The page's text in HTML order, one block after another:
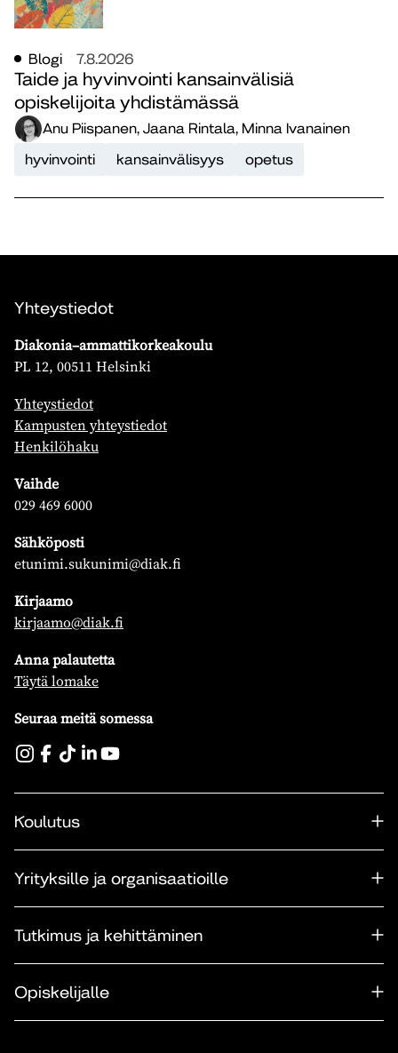
Blogi 7.8.2026
Taide ja hyvinvointi kansainvälisiä
opiskelijoita yhdistämässä
Anu Piispanen, Jaana Rintala, Minna Ivanainen
hyvinvointi
kansainvälisyys opetus
Yhteystiedot
Diakonia–ammattikorkeakoulu
PL 12, 00511 Helsinki
Yhteystiedot
Kampusten yhteystiedot
Henkilöhaku
Vaihde
029 469 6000
Sähköposti
etunimi.sukunimi@diak.fi
Kirjaamo
kirjaamo@diak.fi
Anna palautetta
Täytä lomake
Seuraa meitä somessa
Koulutus
Yrityksille ja organisaatioille
Tutkimus ja kehittäminen
Opiskelijalle